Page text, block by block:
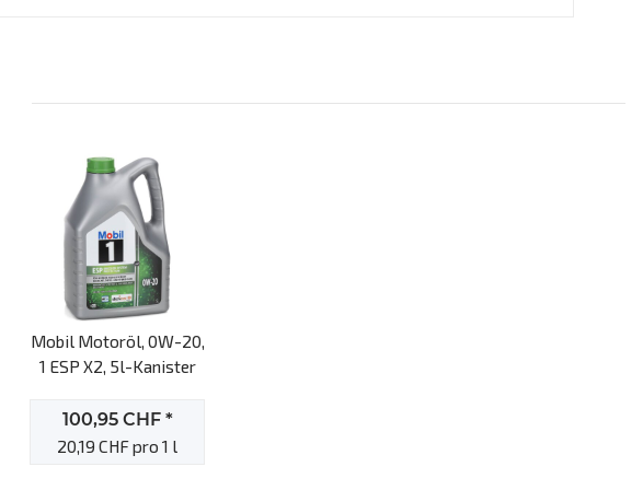
Mobil Motoröl, 0W-20,
1 ESP X2, 5l-Kanister
100,95 CHF *
20,19 CHF pro 1 l